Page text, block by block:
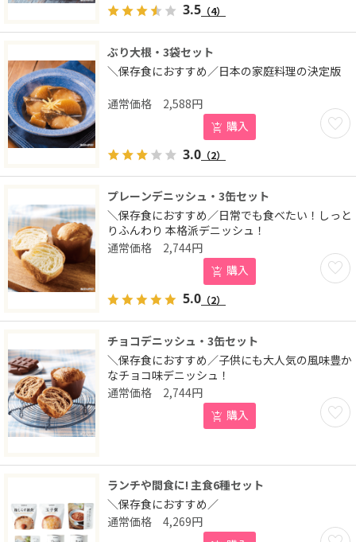
3.5 （4）
ぶり大根・3袋セット
＼保存食におすすめ／日本の家庭料理の決定版
お気
2,588円
購入
3.0 （2）
プレーンデニッシュ・3缶セット
＼保存食におすすめ／日常でも食べたい！しっと
りふんわり 本格派デニッシュ！
お気
2,744円
購入
5.0 （2）
チョコデニッシュ・3缶セット
＼保存食におすすめ／子供にも大人気の風味豊か
なチョコ味デニッシュ！
お気
2,744円
購入
ランチや間食に! 主食6種セット
＼保存食におすすめ／
お気
4,269円